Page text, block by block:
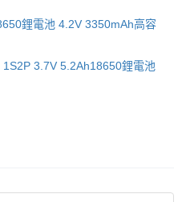
鋰電池 4.2V 3350mAh高容
3.7V 5.2Ah18650鋰電池